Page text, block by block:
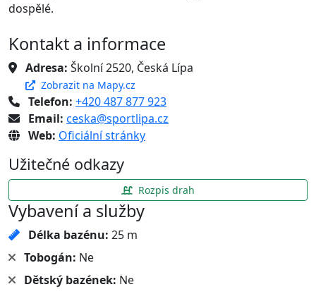
dospělé.
Kontakt a informace
Adresa: Školní 2520, Česká Lípa
Zobrazit na Mapy.cz
Telefon: +420 487 877 923
Email: ceska@sportlipa.cz
Web: Oficiální stránky
Užitečné odkazy
Rozpis drah
Vybavení a služby
Délka bazénu: 25 m
Tobogán: Ne
Dětský bazének: Ne